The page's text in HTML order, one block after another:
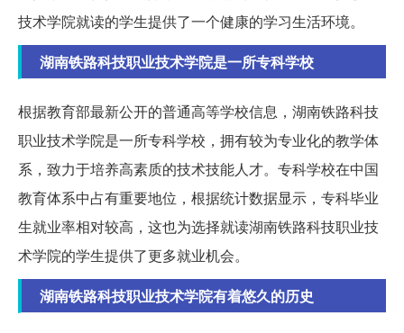
技术学院就读的学生提供了一个健康的学习生活环境。
湖南铁路科技职业技术学院是一所专科学校
根据教育部最新公开的普通高等学校信息，湖南铁路科技
职业技术学院是一所专科学校，拥有较为专业化的教学体
系，致力于培养高素质的技术技能人才。专科学校在中国
教育体系中占有重要地位，根据统计数据显示，专科毕业
生就业率相对较高，这也为选择就读湖南铁路科技职业技
术学院的学生提供了更多就业机会。
湖南铁路科技职业技术学院有着悠久的历史